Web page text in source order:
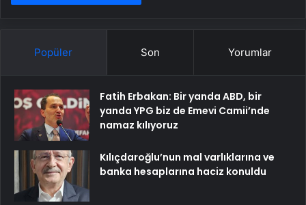
Popüler Son Yorumlar
Fatih Erbakan: Bir yanda ABD, bir
yanda YPG biz de Emevi Camii’nde
namaz kılıyoruz
Kılıçdaroğlu’nun mal varlıklarına ve
banka hesaplarına haciz konuldu